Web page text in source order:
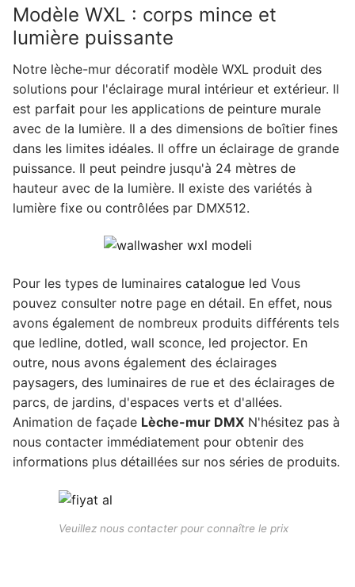
Modèle WXL : corps mince et
lumière puissante
Notre lèche-mur décoratif modèle WXL produit des
solutions pour l'éclairage mural intérieur et extérieur. Il
est parfait pour les applications de peinture murale
avec de la lumière. Il a des dimensions de boîtier fines
dans les limites idéales. Il offre un éclairage de grande
puissance. Il peut peindre jusqu'à 24 mètres de
hauteur avec de la lumière. Il existe des variétés à
lumière fixe ou contrôlées par DMX512.
Pour les types de luminaires catalogue led Vous
pouvez consulter notre page en détail. En effet, nous
avons également de nombreux produits différents tels
que ledline, dotled, wall sconce, led projector. En
outre, nous avons également des éclairages
paysagers, des luminaires de rue et des éclairages de
parcs, de jardins, d'espaces verts et d'allées.
Animation de façade Lèche-mur DMX N'hésitez pas à
nous contacter immédiatement pour obtenir des
informations plus détaillées sur nos séries de produits.
Veuillez nous contacter pour connaître le prix